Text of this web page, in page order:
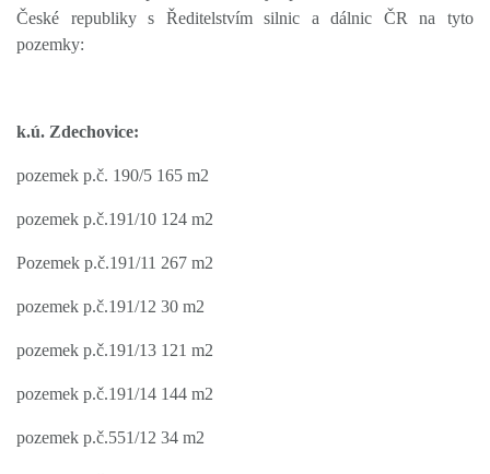
České republiky s Ředitelstvím silnic a dálnic ČR na tyto
pozemky:
k.ú. Zdechovice:
pozemek p.č. 190/5 165 m2
pozemek p.č.191/10 124 m2
Pozemek p.č.191/11 267 m2
pozemek p.č.191/12 30 m2
pozemek p.č.191/13 121 m2
pozemek p.č.191/14 144 m2
pozemek p.č.551/12 34 m2